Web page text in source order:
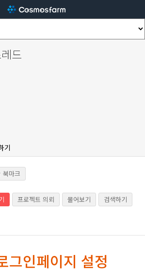
드
기
북마크
프로젝트 의뢰 물어보기
검색하기
그인페이지 설정